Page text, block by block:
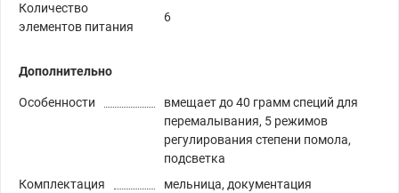
Количество
элементов питания
6
Дополнительно
Особенности
вмещает до 40 грамм специй для
перемалывания, 5 режимов
регулирования степени помола,
подсветка
Комплектация
мельница, документация